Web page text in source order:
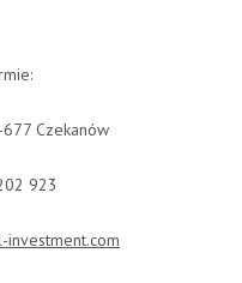
Czekanów
923